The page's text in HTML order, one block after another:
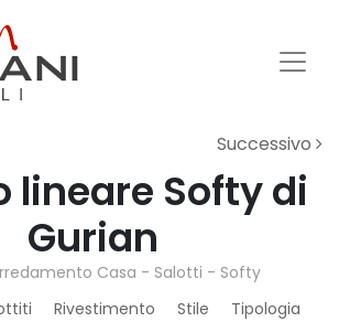
Successivo
lineare Softy di
Gurian
Casa - Salotti - Softy
Rivestimento Stile
Tipologia